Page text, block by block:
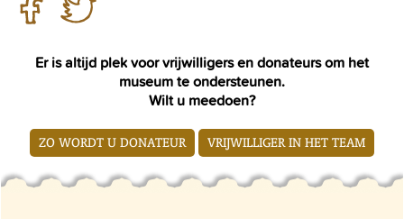
Er is altijd plek voor vrijwilligers en donateurs om het
museum te ondersteunen.
Wilt u meedoen?
ZO WORDT U DONATEUR VRIJWILLIGER IN HET TEAM